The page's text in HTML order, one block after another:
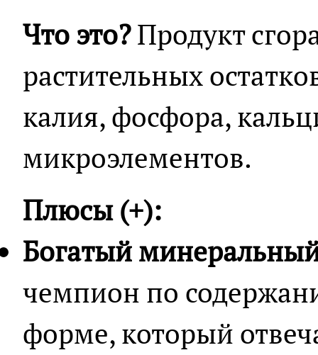
Что это?Продукт
растительных
калия, фосфора,
микроэлементов.
Плюсы (+):
Богатый
чемпион по
форме, который